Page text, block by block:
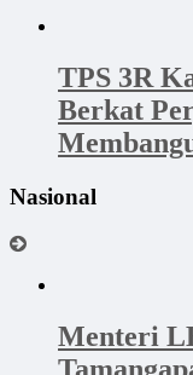
TPS 3R
Berkat
Nasional
Menteri